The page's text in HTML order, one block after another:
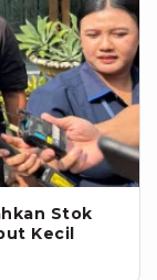
Stok
Kecil